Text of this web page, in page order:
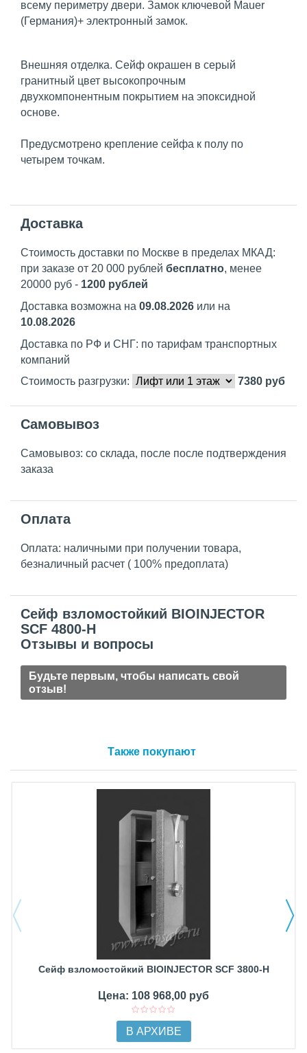
всему периметру двери. Замок ключевой Mauer
(Германия)+ электронный замок.
Внешняя отделка. Сейф окрашен в серый
гранитный цвет высокопрочным
двухкомпонентным покрытием на эпоксидной
основе.
Предусмотрено крепление сейфа к полу по
четырем точкам.
Доставка
Стоимость доставки по Москве в пределах МКАД:
при заказе от 20 000 рублей бесплатно, менее
20000 руб - 1200 рублей
Доставка возможна на 09.08.2026 или на
10.08.2026
Доставка по РФ и СНГ: по тарифам транспортных
компаний
Стоимость разгрузки:
7380 руб
Самовывоз
Самовывоз: со склада, после после подтверждения
заказа
Оплата
Оплата: наличными при получении товара,
безналичный расчет ( 100% предоплата)
Сейф взломостойкий BIOINJECTOR
SCF 4800-H
Отзывы и вопросы
Будьте первым, чтобы написать свой
отзыв!
Также покупают
Сейф взломостойкий BIOINJECTOR SCF 3800-H
Цена: 108 968,00 руб
В АРХИВЕ